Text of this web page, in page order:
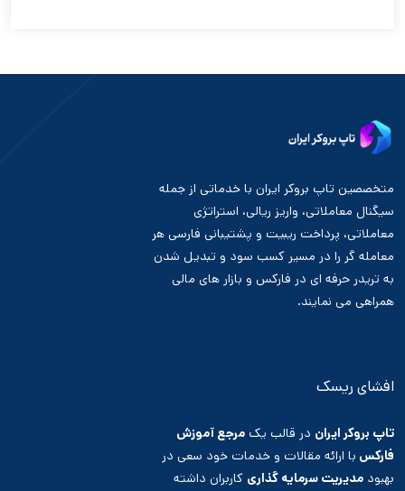
متخصصین تاپ بروکر ایران با خدماتی از جمله
سیگنال معاملاتی، واریز ریالی، استراتژی
معاملاتی، پرداخت ریبیت و پشتیبانی فارسی هر
معامله گر را در مسیر کسب سود و تبدیل شدن
به تریدر حرفه ای در فارکس و بازار های مالی
همراهی می نمایند.
افشای ریسک
تاپ بروکر ایران در قالب یک مرجع آموزش
فارکس با ارائه مقالات و خدمات خود سعی در
بهبود مدیریت سرمایه گذاری کاربران داشته